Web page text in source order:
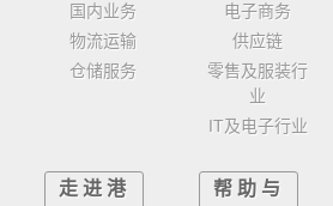
国内业务
物流运输
仓储服务
电子商务
供应链
零售及服装行
业
IT及电子行业
走进港
帮助与